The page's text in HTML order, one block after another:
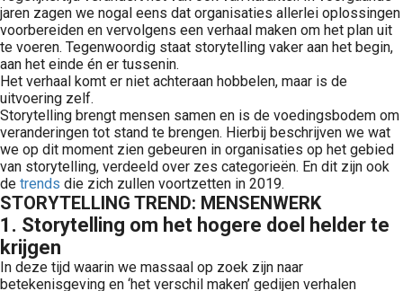
jaren zagen we nogal eens dat organisaties allerlei oplossingen
voorbereiden en vervolgens een verhaal maken om het plan uit
te voeren. Tegenwoordig staat storytelling vaker aan het begin,
aan het einde én er tussenin.
Het verhaal komt er niet achteraan hobbelen, maar is de
uitvoering zelf.
Storytelling brengt mensen samen en is de voedingsbodem om
veranderingen tot stand te brengen. Hierbij beschrijven we wat
we op dit moment zien gebeuren in organisaties op het gebied
van storytelling, verdeeld over zes categorieën. En dit zijn ook
de trends die zich zullen voortzetten in 2019.
STORYTELLING TREND: MENSENWERK
1. Storytelling om het hogere doel helder te
krijgen
In deze tijd waarin we massaal op zoek zijn naar
betekenisgeving en ‘het verschil maken’ gedijen verhalen